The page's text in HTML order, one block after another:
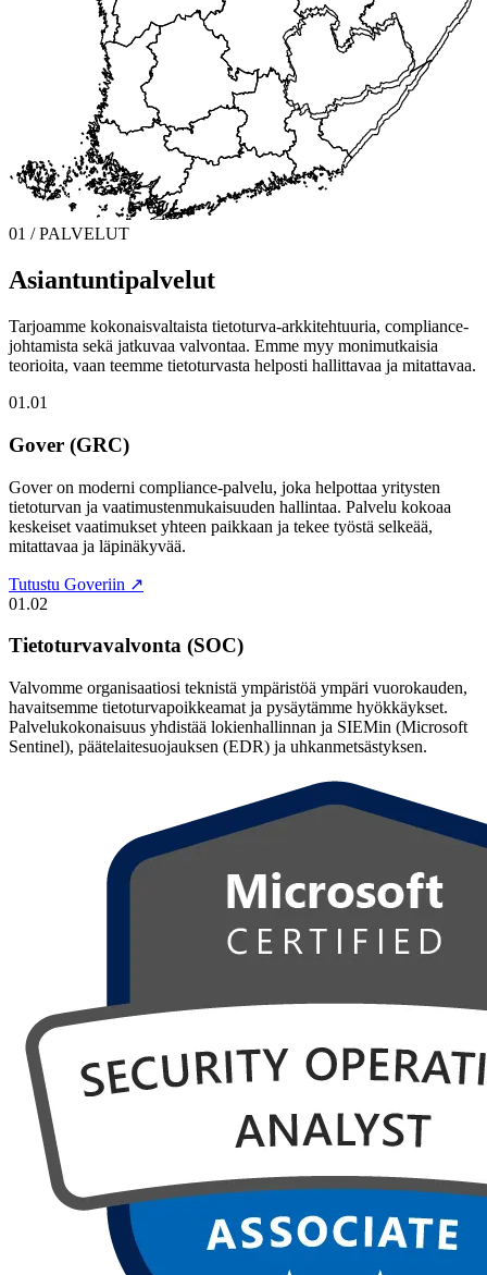
01 / PALVELUT
Asiantuntipalvelut
Tarjoamme kokonaisvaltaista tietoturva-arkkitehtuuria, compliance-
johtamista sekä jatkuvaa valvontaa. Emme myy monimutkaisia
teorioita, vaan teemme tietoturvasta helposti hallittavaa ja mitattavaa.
01.01
Gover (GRC)
Gover on moderni compliance-palvelu, joka helpottaa yritysten
tietoturvan ja vaatimustenmukaisuuden hallintaa. Palvelu kokoaa
keskeiset vaatimukset yhteen paikkaan ja tekee työstä selkeää,
mitattavaa ja läpinäkyvää.
Tutustu Goveriin ↗
01.02
Tietoturvavalvonta (SOC)
Valvomme organisaatiosi teknistä ympäristöä ympäri vuorokauden,
havaitsemme tietoturvapoikkeamat ja pysäytämme hyökkäykset.
Palvelukokonaisuus yhdistää lokienhallinnan ja SIEMin (Microsoft
Sentinel), päätelaitesuojauksen (EDR) ja uhkanmetsästyksen.